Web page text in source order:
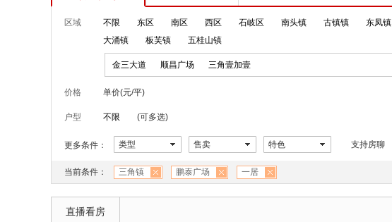
区域 不限 东区 南区 西区 石岐区 南头镇 古镇镇 东凤镇
大涌镇
板芙镇 五桂山镇
金三大道 顺昌广场 三角壹加壹
价格 单价(元/平)
户型 不限 (可多选)
更多条件： 类型 售卖 特色 支持房聊
当前条件： 三角镇 鹏泰广场 一居
直播看房